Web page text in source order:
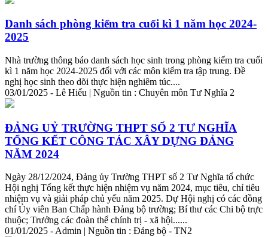
Danh sách phòng kiểm tra cuối kì 1 năm học 2024-
2025
Nhà trường thông báo danh sách học sinh trong phòng kiểm tra cuối
kì 1 năm học 2024-2025 đối với các môn kiểm tra tập trung. Đề
nghị học sinh theo dõi thực hiện nghiêm túc....
03/01/2025 - Lê Hiếu | Nguồn tin : Chuyên môn Tư Nghĩa 2
ĐẢNG UỶ TRƯỜNG THPT SỐ 2 TƯ NGHĨA
TỔNG KẾT CÔNG TÁC XÂY DỰNG ĐẢNG
NĂM 2024
Ngày 28/12/2024, Đảng ủy Trường THPT số 2 Tư Nghĩa tổ chức
Hội nghị Tổng kết thực hiện nhiệm vụ năm 2024, mục tiêu, chỉ tiêu
nhiệm vụ và giải pháp chủ yếu năm 2025. Dự Hội nghị có các đồng
chí Ủy viên Ban Chấp hành Đảng bộ trường; Bí thư các Chi bộ trực
thuộc; Trưởng các đoàn thể chính trị - xã hội......
01/01/2025 - Admin | Nguồn tin : Đảng bộ - TN2